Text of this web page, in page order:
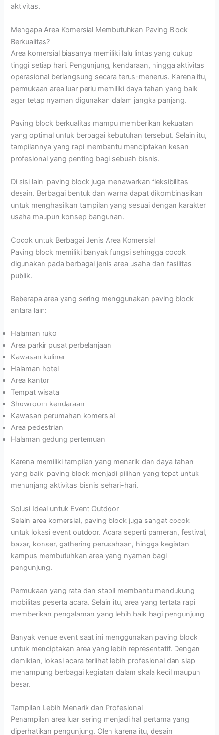
aktivitas.
Mengapa Area Komersial Membutuhkan Paving Block
Berkualitas?
Area komersial biasanya memiliki lalu lintas yang cukup
tinggi setiap hari. Pengunjung, kendaraan, hingga aktivitas
operasional berlangsung secara terus-menerus. Karena itu,
permukaan area luar perlu memiliki daya tahan yang baik
agar tetap nyaman digunakan dalam jangka panjang.
Paving block berkualitas mampu memberikan kekuatan
yang optimal untuk berbagai kebutuhan tersebut. Selain itu,
tampilannya yang rapi membantu menciptakan kesan
profesional yang penting bagi sebuah bisnis.
Di sisi lain, paving block juga menawarkan fleksibilitas
desain. Berbagai bentuk dan warna dapat dikombinasikan
untuk menghasilkan tampilan yang sesuai dengan karakter
usaha maupun konsep bangunan.
Cocok untuk Berbagai Jenis Area Komersial
Paving block memiliki banyak fungsi sehingga cocok
digunakan pada berbagai jenis area usaha dan fasilitas
publik.
Beberapa area yang sering menggunakan paving block
antara lain:
Halaman ruko
Area parkir pusat perbelanjaan
Kawasan kuliner
Halaman hotel
Area kantor
Tempat wisata
Showroom kendaraan
Kawasan perumahan komersial
Area pedestrian
Halaman gedung pertemuan
Karena memiliki tampilan yang menarik dan daya tahan
yang baik, paving block menjadi pilihan yang tepat untuk
menunjang aktivitas bisnis sehari-hari.
Solusi Ideal untuk Event Outdoor
Selain area komersial, paving block juga sangat cocok
untuk lokasi event outdoor. Acara seperti pameran, festival,
bazar, konser, gathering perusahaan, hingga kegiatan
kampus membutuhkan area yang nyaman bagi
pengunjung.
Permukaan yang rata dan stabil membantu mendukung
mobilitas peserta acara. Selain itu, area yang tertata rapi
memberikan pengalaman yang lebih baik bagi pengunjung.
Banyak venue event saat ini menggunakan paving block
untuk menciptakan area yang lebih representatif. Dengan
demikian, lokasi acara terlihat lebih profesional dan siap
menampung berbagai kegiatan dalam skala kecil maupun
besar.
Tampilan Lebih Menarik dan Profesional
Penampilan area luar sering menjadi hal pertama yang
diperhatikan pengunjung. Oleh karena itu, desain